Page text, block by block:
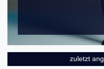
zuletzt